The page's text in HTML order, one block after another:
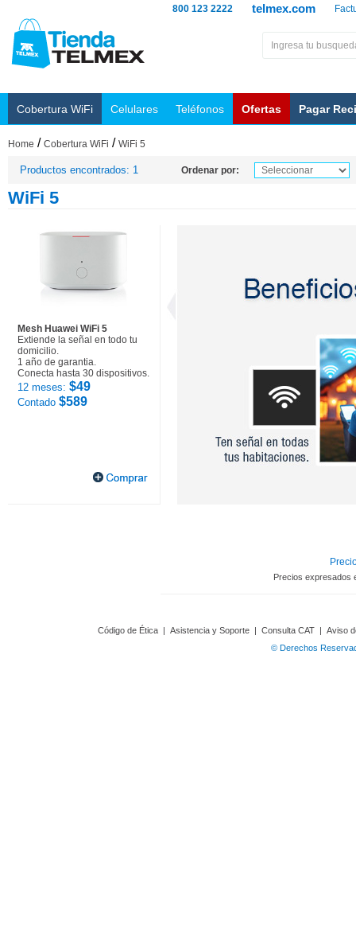
telmex.com
800 123 2222
Cobertura WiFi Celulares Teléfonos Ofertas Pagar
Home / Cobertura WiFi / WiFi 5
Productos encontrados: 1 Ordenar por:
WiFi 5
Mesh Huawei WiFi 5
Extiende la señal en todo tu
domicilio.
1 año de garantia.
Conecta hasta 30 dispositivos.
12 meses: $49
Contado $589
Precios expresados
Código de Ética | Asistencia y Soporte | Consulta CAT | Aviso
© Derechos